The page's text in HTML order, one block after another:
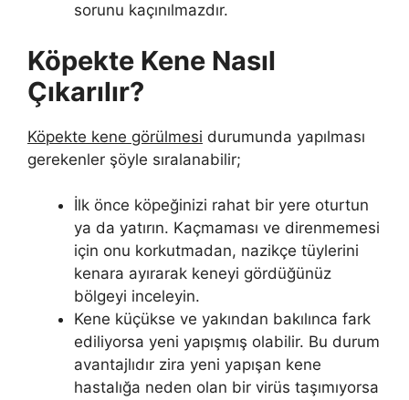
sorunu kaçınılmazdır.
Köpekte Kene Nasıl
Çıkarılır?
Köpekte kene görülmesi durumunda yapılması
gerekenler şöyle sıralanabilir;
İlk önce köpeğinizi rahat bir yere oturtun
ya da yatırın. Kaçmaması ve direnmemesi
için onu korkutmadan, nazikçe tüylerini
kenara ayırarak keneyi gördüğünüz
bölgeyi inceleyin.
Kene küçükse ve yakından bakılınca fark
ediliyorsa yeni yapışmış olabilir. Bu durum
avantajlıdır zira yeni yapışan kene
hastalığa neden olan bir virüs taşımıyorsa